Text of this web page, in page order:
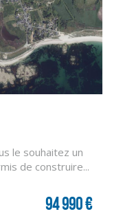
le souhaitez un
de construire...
94 990 €